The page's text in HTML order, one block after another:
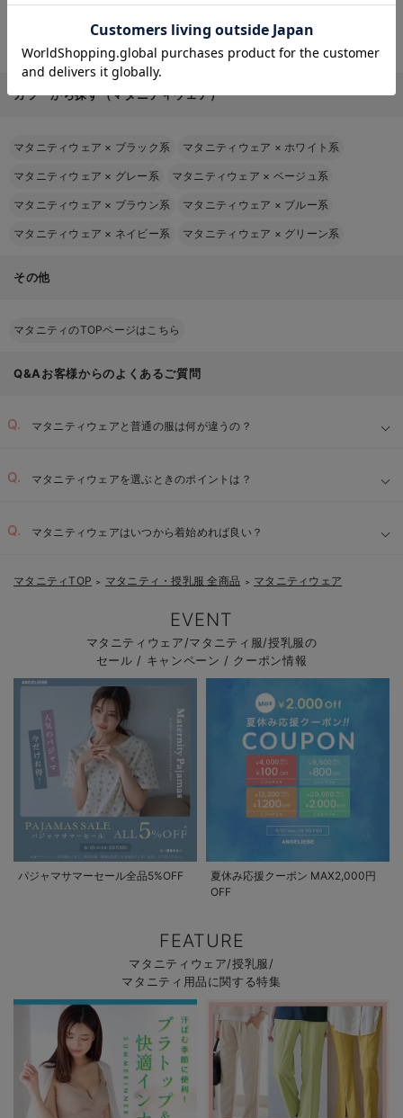
マザーズバッグ・ママバッグ マタニティレッグウェア
母子手帳ケース フェムテック マタニティ ボディケア その他
カラーから探す（マタニティウェア）
マタニティウェア × ブラック系 マタニティウェア ×ホワイト系
マタニティウェア × グレー系 マタニティウェア × ベージュ系
マタニティウェア × ブラウン系 マタニティウェア × ブルー系
マタニティウェア × ネイビー系 マタニティウェア × グリーン系
その他
マタニティのTOPページはこちら
Q&Aお客様からのよくあるご質問
マタニティウェアと普通の服は何が違うの？
マタニティウェアを選ぶときのポイントは？
サイズが調整できるもの：
肌に優しい素材と縫製：
産後も着られるデザイン：
マタニティウェアはいつから着始めれば良い？
お気に入り商品を確認する
マタニティTOP ＞ マタニティ・授乳服 全商品 ＞ マタニティウェア
EVENT
マタニティウェア/マタニティ服/授乳服の
セール / キャンペーン / クーポン情報
パジャマサマーセール全品5%OFF
夏休み応援クーポン MAX2,000円
OFF
FEATURE
マタニティウェア/授乳服/
マタニティ用品に関する特集